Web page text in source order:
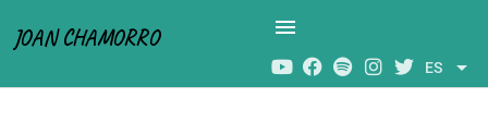
JOAN CHAMORRO menu
ES arrow_drop_down